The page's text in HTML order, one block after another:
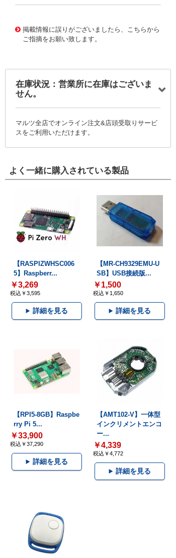
掲載情報に誤りがございましたら、こちらから
ご指摘をお願い致します。
在庫状況：営業所に在庫はございま
せん。
マルツ全店でオンライン注文&店頭受取りサービ
スをご利用いただけます。
よく一緒に購入されている製品
【RASPIZWHSC006
5】Raspberr...
￥3,269
税込￥3,595
詳細を見る
【MR-CH9329EMU-U
SB】USB接続版...
￥1,500
税込￥1,650
詳細を見る
【RPI5-8GB】Raspbe
rry Pi 5...
￥33,900
税込￥37,290
詳細を見る
【AMT102-V】一体型
インクリメントエンコ
ー...
￥4,339
税込￥4,772
詳細を見る